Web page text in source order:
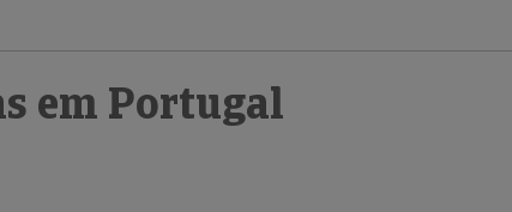
em Portugal